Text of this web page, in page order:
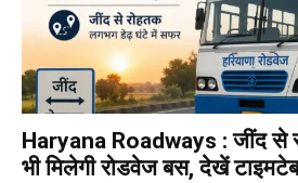
Haryana Roadways : जींद से
भी मिलेगी रोडवेज बस, देखें